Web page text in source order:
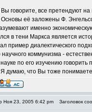
Вы говорите, все претендуют
её заложены Ф.
именно
в тени Маркса является
пример диалектического
коммунизма -
по его изучению
думаю, что Вы тоже
Ноя 23, 2005 6:42 pm Заголовок